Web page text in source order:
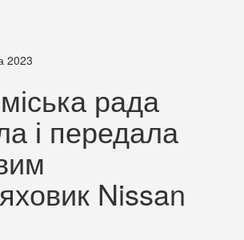
2023
рада
і передала
Nissan